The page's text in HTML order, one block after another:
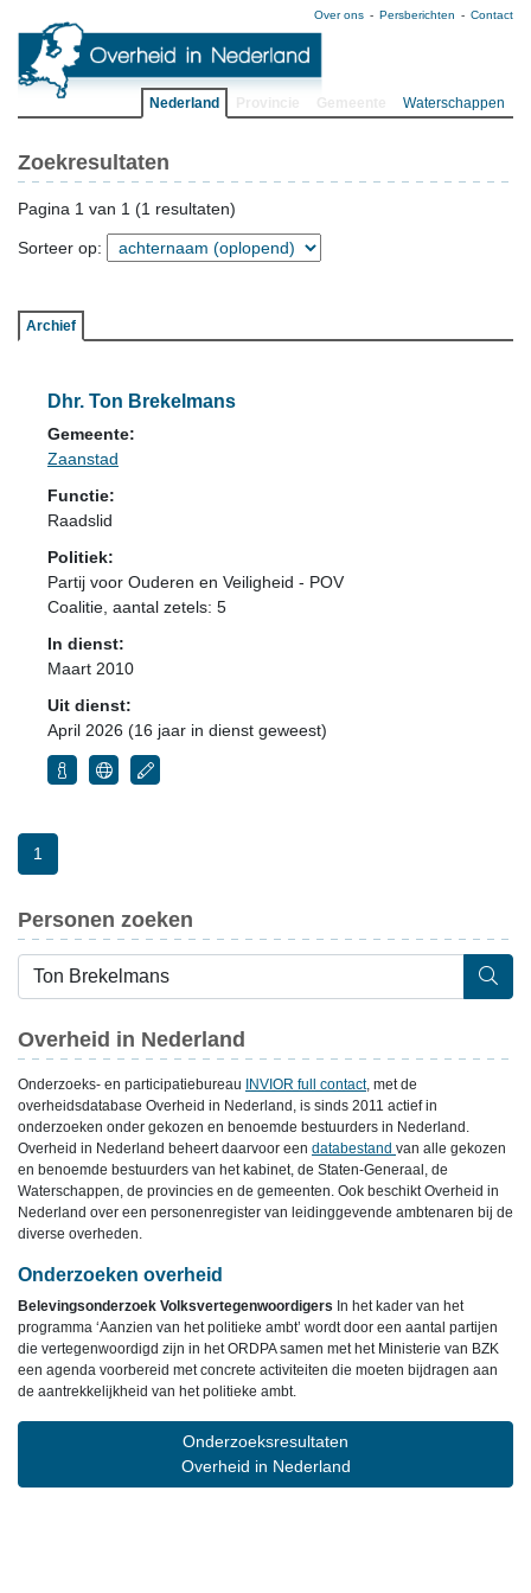
Over ons Persberichten Contact
Nederland Waterschappen
Zoekresultaten
Pagina 1 van 1 (1 resultaten)
Sorteer op:
Archief
Dhr. Ton Brekelmans
Gemeente:
Zaanstad
Functie:
Raadslid
Politiek:
Partij voor Ouderen en Veiligheid - POV
Coalitie , aantal zetels: 5
In dienst:
Maart 2010
Uit dienst:
April 2026 (16 jaar in dienst geweest)
1
Personen zoeken
Overheid in Nederland
Onderzoeks- en participatiebureau INVIOR full contact, met de
overheidsdatabase Overheid in Nederland, is sinds 2011 actief in
onderzoeken onder gekozen en benoemde bestuurders in Nederland.
Overheid in Nederland beheert daarvoor een databestand van alle gekozen
en benoemde bestuurders van het kabinet, de Staten-Generaal, de
Waterschappen, de provincies en de gemeenten. Ook beschikt Overheid in
Nederland over een personenregister van leidinggevende ambtenaren bij de
diverse overheden.
Onderzoeken overheid
Belevingsonderzoek Volksvertegenwoordigers In het kader van het
programma ‘Aanzien van het politieke ambt’ wordt door een aantal partijen
die vertegenwoordigd zijn in het ORDPA samen met het Ministerie van BZK
een agenda voorbereid met concrete activiteiten die moeten bijdragen aan
de aantrekkelijkheid van het politieke ambt.
Onderzoeksresultaten
Overheid in Nederland